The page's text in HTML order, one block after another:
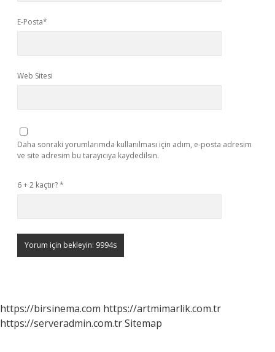
E-Posta*
Web Sitesi
Daha sonraki yorumlarımda kullanılması için adım, e-posta adresim
ve site adresim bu tarayıcıya kaydedilsin.
6 + 2 kaçtır?*
https://birsinema.com https://artmimarlik.com.tr
https://serveradmin.com.trSitemap